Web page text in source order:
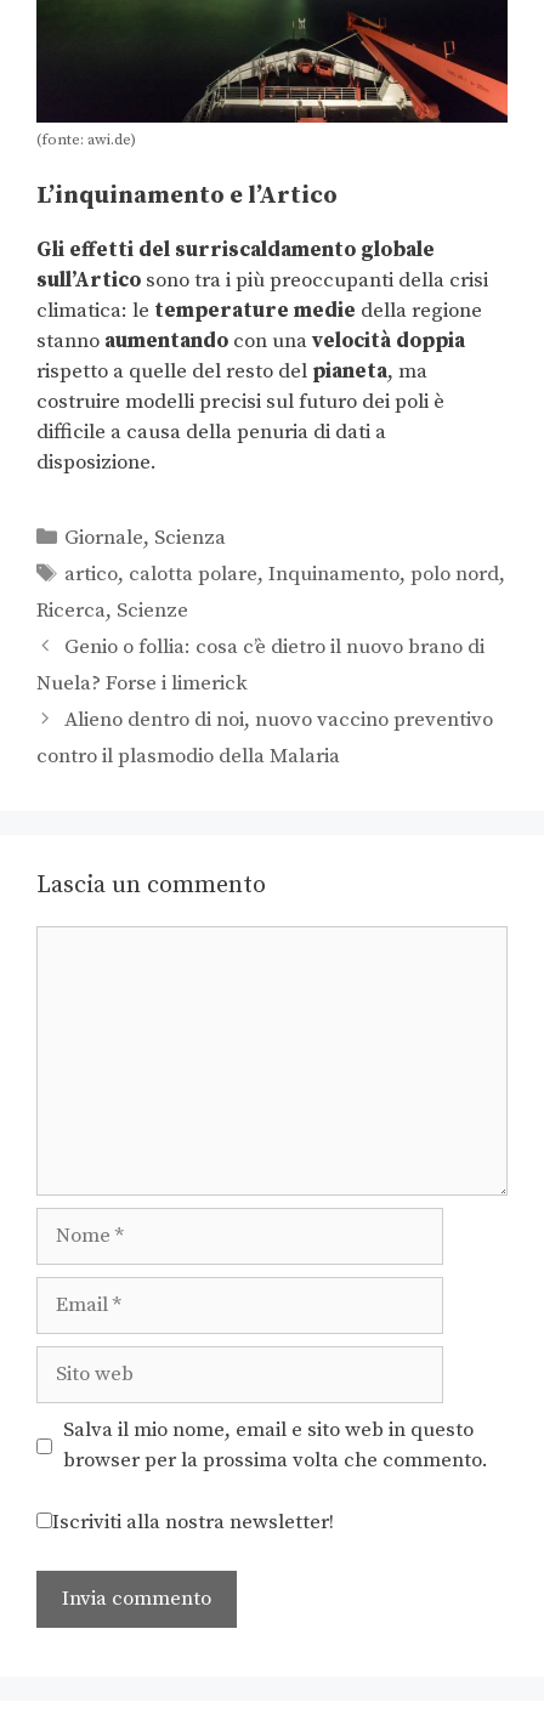
(fonte: awi.de)
L’inquinamento e l’Artico
Gli effetti del surriscaldamento globale
sull’Artico sono tra i più preoccupanti della crisi
climatica: le temperature medie della regione
stanno aumentando con unavelocità doppia
rispetto a quelle del resto del pianeta, ma
costruire modelli precisi sul futuro dei poli è
difficile a causa della penuria di dati a
disposizione.
Giornale, Scienza
artico, calotta polare,Inquinamento,polo nord,
Ricerca, Scienze
Genio o follia: cosa c’è dietro il nuovo brano di
Nuela? Forse i limerick
Alieno dentro di noi, nuovo vaccino preventivo
contro il plasmodio della Malaria
Lascia un commento
Salva il mio nome, email e sito web in questo
browser per la prossima volta che commento.
Iscriviti alla nostra newsletter!